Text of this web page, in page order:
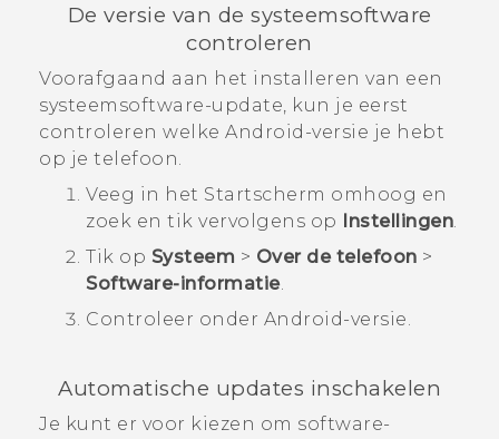
De versie van de systeemsoftware
controleren
Voorafgaand aan het installeren van een
systeemsoftware-update, kun je eerst
controleren welke Android -versie je hebt
op je telefoon.
Veeg in het Startscherm omhoog en
zoek en tik vervolgens op Instellingen.
Tik op Systeem > Over de telefoon >
Software-informatie.
Controleer onder Android-versie.
Automatische updates inschakelen
Je kunt er voor kiezen om software-